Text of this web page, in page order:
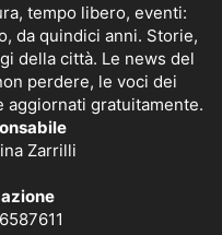
tempo libero, eventi:
da quindici anni. Storie,
della città. Le news del
perdere, le voci dei
aggiornati gratuitamente.
Zarrilli